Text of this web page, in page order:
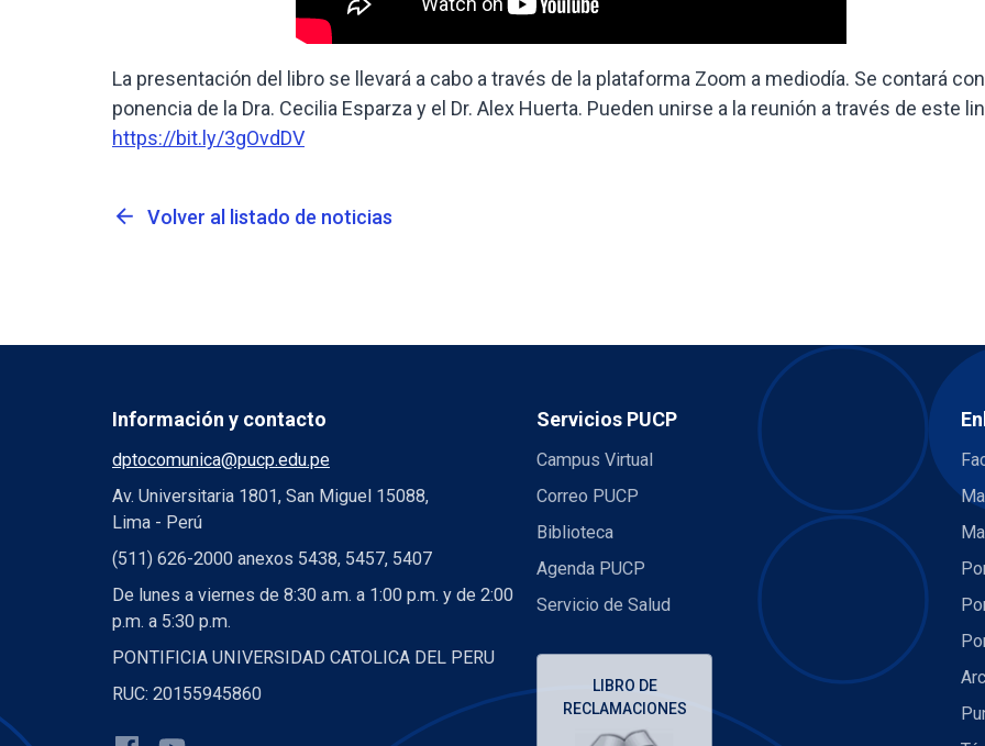
La presentación del libro se llevará a cabo a través de la plataforma Zoom a mediodía. Se contará
ponencia de la Dra. Cecilia Esparza y el Dr. Alex Huerta. Pueden unirse a la reunión a través de este
https://bit.ly/3gOvdDV
arrow_back Volver al listado de noticias
Información y contacto
dptocomunica@pucp.edu.pe
Av. Universitaria 1801, San Miguel 15088,
Lima - Perú
(511) 626-2000 anexos 5438, 5457, 5407
De lunes a viernes de 8:30 a.m. a 1:00 p.m. y de 2:00
p.m. a 5:30 p.m.
PONTIFICIA UNIVERSIDAD CATOLICA DEL PERU
RUC: 20155945860
Servicios PUCP
Campus Virtual
Correo PUCP
Biblioteca
Agenda PUCP
Servicio de Salud
LIBRO DE
RECLAMACIONES